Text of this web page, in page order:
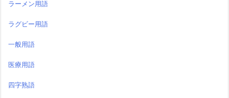
ラーメン用語
ラグビー用語
一般用語
医療用語
四字熟語